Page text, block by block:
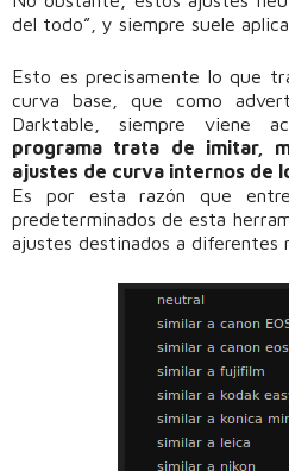
del todo”, y siempre suele
Esto es precisamente lo que
curva base, que como
Darktable, siempre viene
programa trata de imitar,
ajustes de curva internos de
Es por esta razón que
predeterminados de esta
ajustes destinados a diferentes